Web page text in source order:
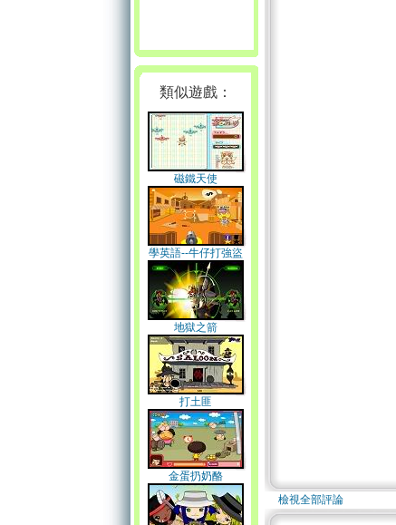
類似遊戲：
磁鐵天使
學英語--牛仔打強盜
地獄之箭
打土匪
金蛋扔奶酪
檢視全部評論